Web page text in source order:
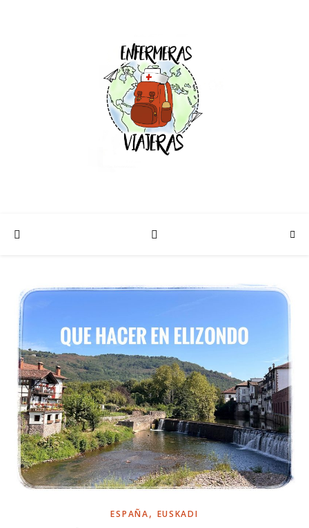
ESPAÑA, EUSKADI